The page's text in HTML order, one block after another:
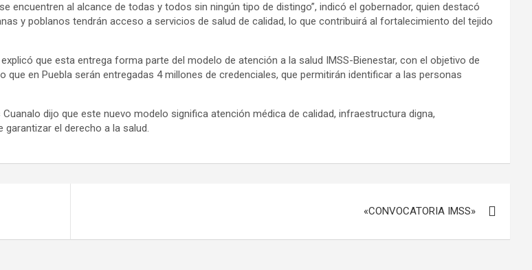
encuentren al alcance de todas y todos sin ningún tipo de distingo”, indicó el gobernador, quien destacó
y poblanos tendrán acceso a servicios de salud de calidad, lo que contribuirá al fortalecimiento del tejido
que esta entrega forma parte del modelo de atención a la salud IMSS-Bienestar, con el objetivo de
en Puebla serán entregadas 4 millones de credenciales, que permitirán identificar a las personas
dijo que este nuevo modelo significa atención médica de calidad, infraestructura digna,
el derecho a la salud.
«CONVOCATORIA IMSS»